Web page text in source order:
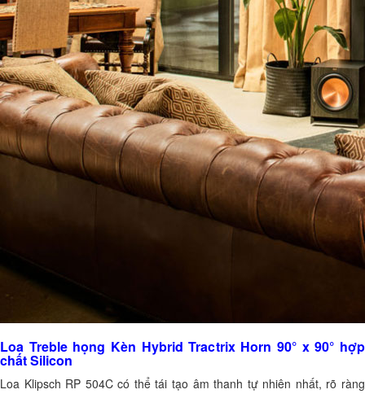
Loa Treble họng Kèn Hybrid Tractrix Horn 90° x 90° hợp
chất Silicon
Loa Klipsch RP 504C có thể tái tạo âm thanh tự nhiên nhất, rõ ràng